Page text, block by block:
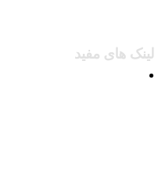
لینک های مفید